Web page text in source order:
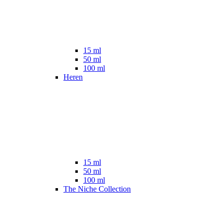
15 ml
50 ml
100 ml
Heren
15 ml
50 ml
100 ml
The Niche Collection